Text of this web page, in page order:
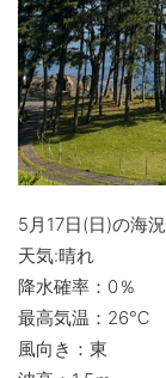
5月17日(日)の海
天気:晴れ
降水確率：0％
最高気温：26℃
風向き：東